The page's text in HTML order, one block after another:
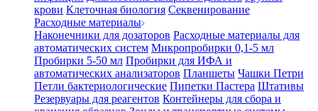
крови Клеточная биология Секвенирование
Расходные материалы
Наконечники для дозаторов Расходные материалы для
автоматических систем Микропробирки 0,1-5 мл
Пробирки 5-50 мл Пробирки для ИФА и
автоматических анализаторов Планшеты Чашки Петри
Петли бактериологические Пипетки Пастера Штативы
Резервуары для реагентов Контейнеры для сбора и